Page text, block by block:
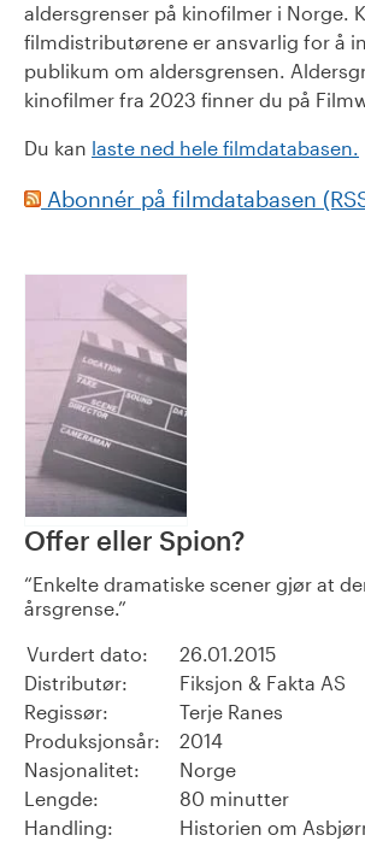
aldersgrenser på kinofilmer i Norge.
filmdistributørene er ansvarlig for å
publikum om aldersgrensen.
kinofilmer fra 2023 finner du på
Du kan laste ned hele filmdatabasen.
Abonnér på filmdatabasen
Offer eller Spion?
Enkelte dramatiske scener gjør at
årsgrense.
Vurdert dato:
26.01.2015
Distributør:
Fiksjon & Fakta AS
Regissør:
Terje Ranes
Produksjonsår:
2014
Nasjonalitet:
Norge
Lengde:
80 minutter
Handling:
Historien om